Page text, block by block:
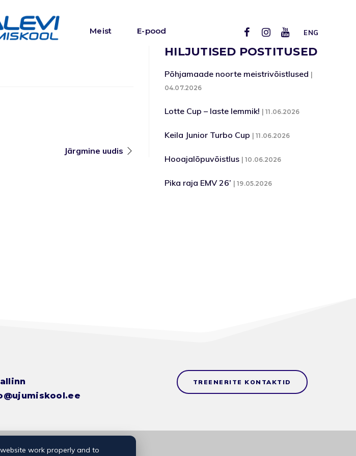
ENG
Meist E-pood
Järgmine uudis
HILJUTISED POSTITUSED
Põhjamaade noorte meistrivõistlused
04.07.2026
Lotte Cup – laste lemmik! 11.06.2026
Keila Junior Turbo Cup 11.06.2026
Hooajalõpuvõistlus 10.06.2026
Pika raja EMV 26’ 19.05.2026
TREENERITE KONTAKTID
work properly and to